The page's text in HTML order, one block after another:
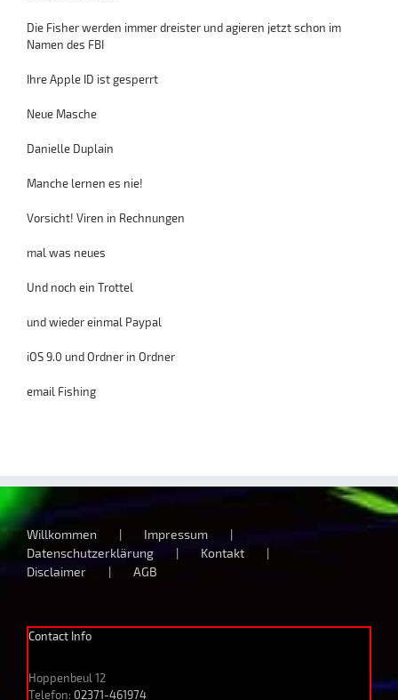
Die Fisher werden immer dreister und agieren jetzt schon im
Namen des FBI
Ihre Apple ID ist gesperrt
Neue Masche
Danielle Duplain
Manche lernen es nie!
Vorsicht! Viren in Rechnungen
mal was neues
Und noch ein Trottel
und wieder einmal Paypal
iOS 9.0 und Ordner in Ordner
email Fishing
Willkommen
Impressum
Datenschutzerklärung
Kontakt
Disclaimer
AGB
Contact Info
Hoppenbeul 12
Telefon: 02371-461974